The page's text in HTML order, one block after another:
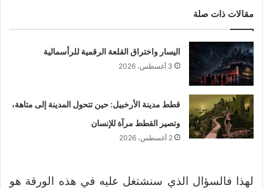
مقالات ذات صلة
اليسار واختراق القلعة الرقمية للرأسمالية
3 أغسطس، 2026
قطط مدينة الأرخبيل: حين تتحول المدينة إلى متاهة،
وتصير القطط مرآة للإنسان
2 أغسطس، 2026
لهذا فالسؤال الذي سنشتغل عليه في هذه الورقة هو